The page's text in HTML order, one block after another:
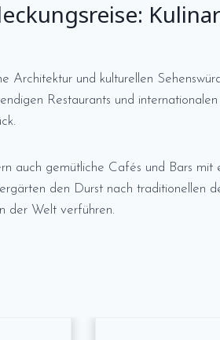
Architektur und kulturellen
Restaurants und
auch gemütliche Cafés und Bars
den Durst nach traditionellen
der Welt verführen.